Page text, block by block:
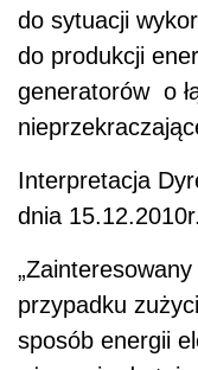
do sytuacji
do produkcji
generatorów o
Interpretacja
dnia
przypadku
sposób energii